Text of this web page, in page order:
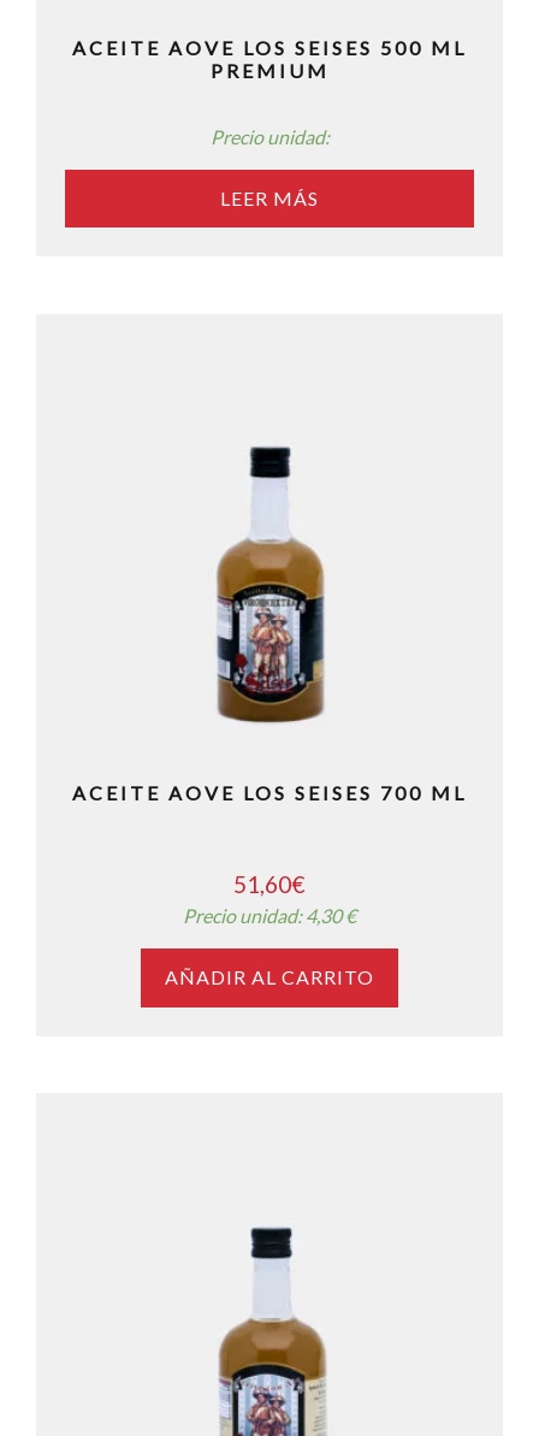
ACEITE AOVE LOS SEISES 500 ML
PREMIUM
Precio unidad:
LEER MÁS
ACEITE AOVE LOS SEISES 700 ML
51,60€
Precio unidad: 4,30 €
AÑADIR AL CARRITO